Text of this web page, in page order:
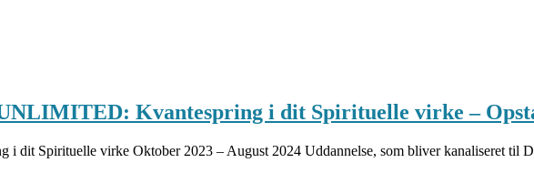
Kvantespring i dit Spirituelle virke –
Spirituelle virke Oktober 2023 – August 2024 Uddannelse, som bliver kanaliseret til